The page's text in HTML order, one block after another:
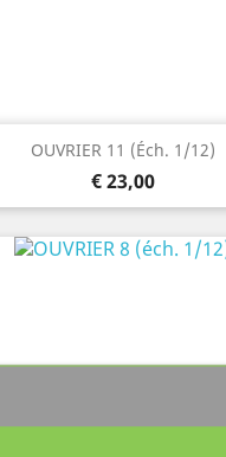
OUVRIER 11 (éch. 1/12)
Prijs
€ 23,00
Snel bekijken